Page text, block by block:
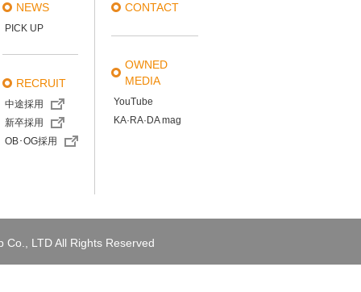
NEWS
PICK UP
RECRUIT
中途採用
新卒採用
OB･OG採用
CONTACT
OWNED
MEDIA
YouTube
KA·RA·DA mag
LTD All Rights Reserved